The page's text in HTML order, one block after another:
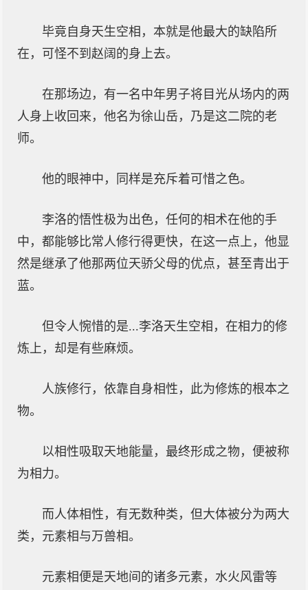
毕竟自身天生空相，本就是他最大的缺陷所
在，可怪不到赵阔的身上去。
在那场边，有一名中年男子将目光从场内的两
人身上收回来，他名为徐山岳，乃是这二院的老
师。
他的眼神中，同样是充斥着可惜之色。
李洛的悟性极为出色，任何的相术在他的手
中，都能够比常人修行得更快，在这一点上，他显
然是继承了他那两位天骄父母的优点，甚至青出于
蓝。
但令人惋惜的是...李洛天生空相，在相力的修
炼上，却是有些麻烦。
人族修行，依靠自身相性，此为修炼的根本之
物。
以相性吸取天地能量，最终形成之物，便被称
为相力。
而人体相性，有无数种类，但大体被分为两大
类，元素相与万兽相。
元素相便是天地间的诸多元素，水火风雷等